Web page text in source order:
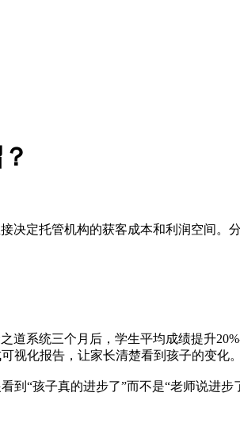
定托管机构的获客成本和利润空间。
系统三个月后，学生平均成绩提升
化报告，让家长清楚看到孩子的变化。
“孩子真的进步了”而不是“老师说进步